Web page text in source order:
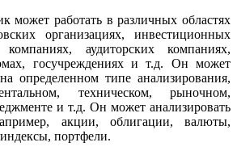
может работать в различных областях
организациях, инвестиционных
аудиторских компаниях,
госучреждениях и т.д. Он может
определенном типе анализирования,
техническом, рыночном,
и т.д. Он может анализировать
акции, облигации, валюты,
портфели.